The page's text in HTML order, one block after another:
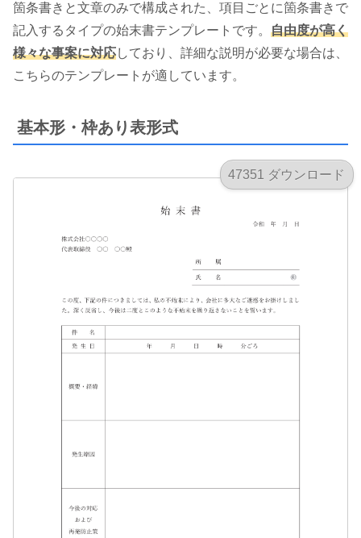
箇条書きと文章のみで構成された、項目ごとに箇条書きで
記入するタイプの始末書テンプレートです。 自由度が高く
様々な事案に対応しており、詳細な説明が必要な場合は、
こちらのテンプレートが適しています。
基本形・枠あり表形式
47351 ダウンロード